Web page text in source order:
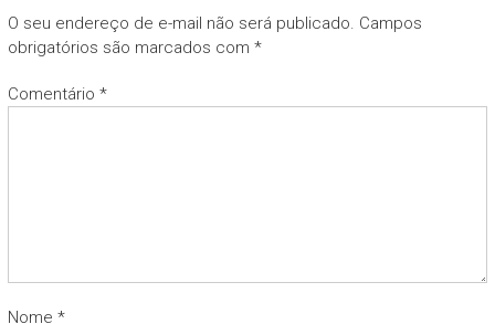
O seu endereço de e-mail não será publicado. Campos
obrigatórios são marcados com *
Comentário *
Nome *